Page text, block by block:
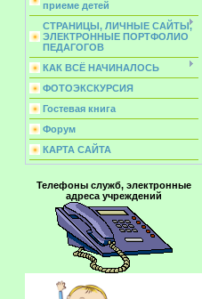
приеме детей
СТРАНИЦЫ, ЛИЧНЫЕ САЙТЫ,
ЭЛЕКТРОННЫЕ ПОРТФОЛИО
ПЕДАГОГОВ
КАК ВСЁ НАЧИНАЛОСЬ
ФОТОЭКСКУРСИЯ
Гостевая книга
Форум
КАРТА САЙТА
Телефоны служб, электронные
адреса учреждений